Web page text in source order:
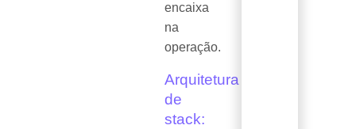
encaixa
na
operação.
Arquitetura
de
stack: